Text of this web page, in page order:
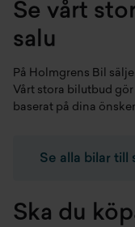
Se vårt
salu
På Holmgrens Bil
Vårt stora bilutbud
baserat på dina
Se alla bilar till
Ska du